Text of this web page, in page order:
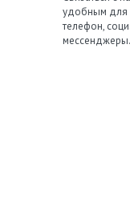
удобным для
телефон,
мессенджеры.